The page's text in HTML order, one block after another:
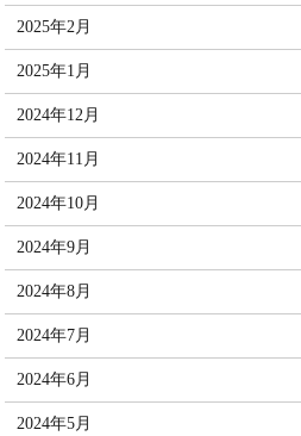
2025年2月
2025年1月
2024年12月
2024年11月
2024年10月
2024年9月
2024年8月
2024年7月
2024年6月
2024年5月